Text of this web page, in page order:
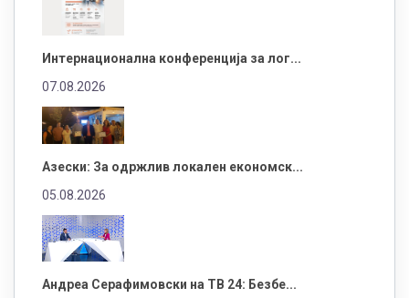
Интернационална конференција за лог...
07.08.2026
Азески: За одржлив локален економск...
05.08.2026
Андреа Серафимовски на ТВ 24: Безбе...